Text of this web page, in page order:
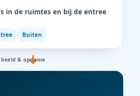
in de ruimtes en bij de entree
Buiten
beeld & opname